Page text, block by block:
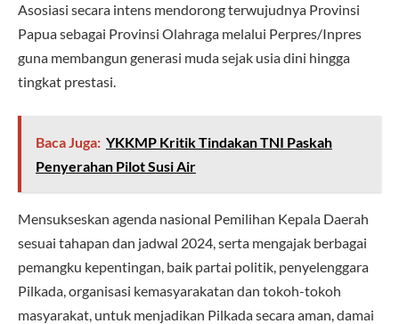
Asosiasi secara intens mendorong terwujudnya Provinsi
Papua sebagai Provinsi Olahraga melalui Perpres/Inpres
guna membangun generasi muda sejak usia dini hingga
tingkat prestasi.
Baca Juga: YKKMP Kritik Tindakan TNI Paskah
Penyerahan Pilot Susi Air
Mensukseskan agenda nasional Pemilihan Kepala Daerah
sesuai tahapan dan jadwal 2024, serta mengajak berbagai
pemangku kepentingan, baik partai politik, penyelenggara
Pilkada, organisasi kemasyarakatan dan tokoh-tokoh
masyarakat, untuk menjadikan Pilkada secara aman, damai